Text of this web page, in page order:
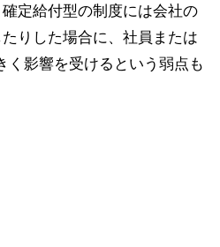
定給付型の制度には会社の
りした場合に、社員または
く影響を受けるという弱点も